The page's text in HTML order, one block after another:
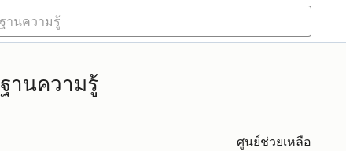
ฐานความรู้
ศูนย์ช่วยเหลือ